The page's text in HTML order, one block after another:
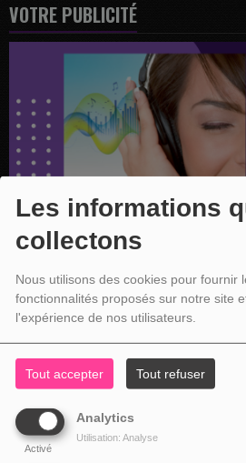
Les informations
collectons
Nous utilisons des cookies pour fournir
fonctionnalités proposés sur notre site
l'expérience de nos utilisateurs.
Tout accepter Tout refuser
Analytics
Activé
Utilisation: Analyse
VOTRE PUBLICITÉ